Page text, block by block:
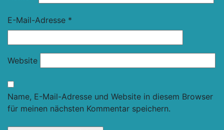
E-Mail-Adresse *
Website
Name, E-Mail-Adresse und Website in diesem Browser
für meinen nächsten Kommentar speichern.